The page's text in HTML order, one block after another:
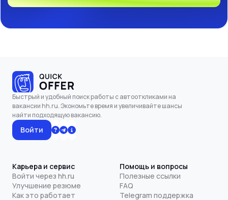
Быстрый и удобный поиск работы с автооткликами на
вакансии hh.ru. Экономьте время и увеличивайте шансы
найти подходящую вакансию.
Войти
Карьера и сервис
Войти через hh.ru
Улучшение резюме
Как это работает
Помощь и вопросы
Полезные ссылки
FAQ
Telegram поддержка